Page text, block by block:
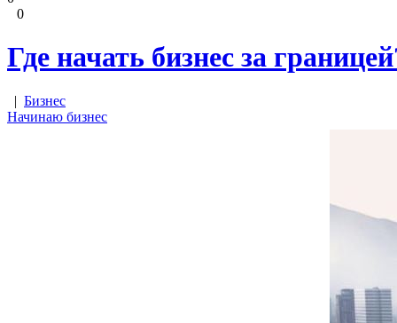
0
Где начать бизнес за
| Бизнес
Начинаю бизнес